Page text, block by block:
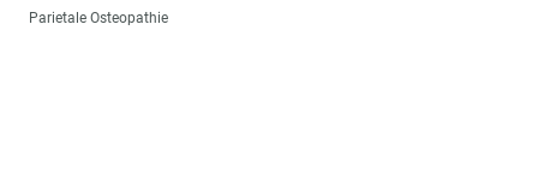
Parietale Osteopathie